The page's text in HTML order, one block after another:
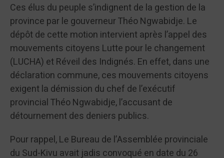
Ces élus du peuple s’indignent de la gestion de la
province par le gouverneur Théo Ngwabidje. Le
dépôt de cette motion intervient après l’appel des
mouvements citoyens Lutte pour le changement
(LUCHA) et Réveil des Indignés. En effet, dans une
déclaration commune, ces mouvements citoyens
exigent la démission du chef de l’exécutif
provincial Théo Ngwabidje, l’accusant de
détournement des deniers publics.
Pour rappel, Le Bureau de l’Assemblée provinciale
du Sud-Kivu avait jadis convoqué en date du 26